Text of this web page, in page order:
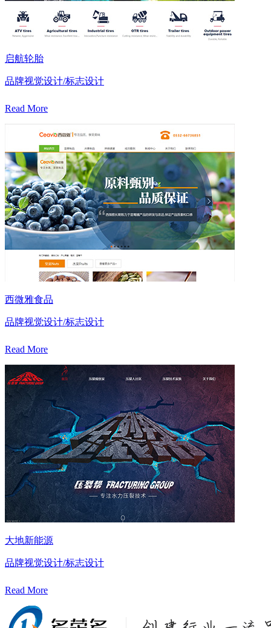
启航轮胎
品牌视觉设计/标志设计
Read More
西微雅食品
品牌视觉设计/标志设计
Read More
大地新能源
品牌视觉设计/标志设计
Read More